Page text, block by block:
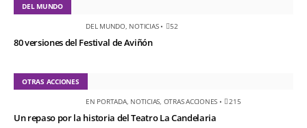
DEL MUNDO
DEL MUNDO, NOTICIAS• 52
80 versiones del Festival de Aviñón
OTRAS ACCIONES
EN PORTADA, NOTICIAS, OTRAS ACCIONES • 215
Un repaso por la historia del Teatro La Candelaria